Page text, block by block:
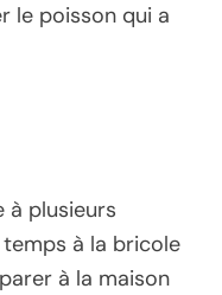
le poisson qui a
à plusieurs
à la bricole
à la maison